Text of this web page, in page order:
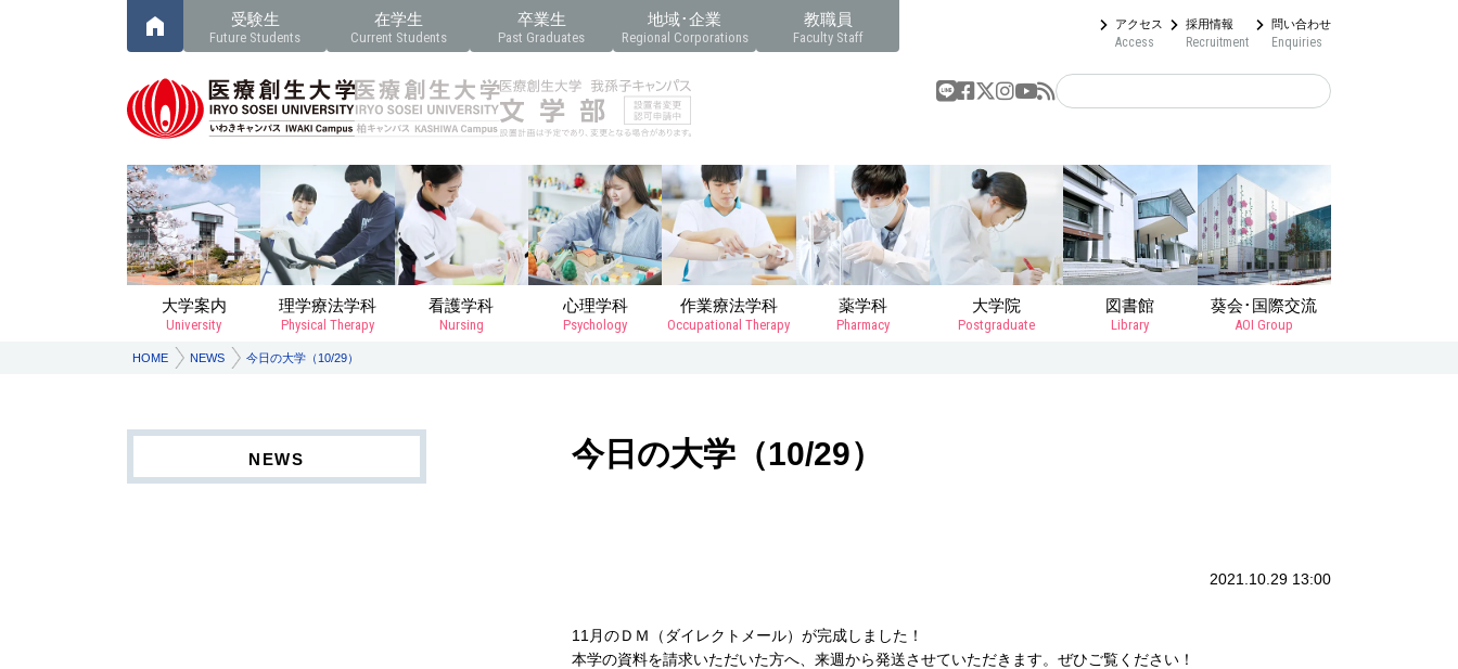
受験生
Future Students
在学生
Current Students
卒業生
Past Graduates
地域･企業
Regional Corporations
教職員
Faculty Staff
アクセス
Access
採用情報
Recruitment
問い合わせ
Enquiries
大学案内
University
理学療法学科
Physical Therapy
看護学科
Nursing
心理学科
Psychology
作業療法学科
Occupational Therapy
薬学科
Pharmacy
大学院
Postgraduate
図書館
Library
葵会･国際交流
AOI Group
HOME NEWS 今日の大学（10/29）
今日の大学（10/29）
2021.10.29 13:00
11月のＤＭ（ダイレクトメール）が完成しました！
本学の資料を請求いただいた方へ、来週から発送させていただきます。ぜひご覧ください！
NEWS